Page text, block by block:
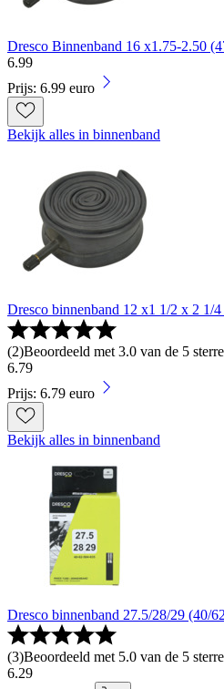
Dresco Binnenband 16 x1.75-2.50
6.99
Prijs: 6.99 euro
Bekijk alles in binnenband
Dresco binnenband 12 x1 1/2 x 2 1/
(2)Beoordeeld met 3.0 van de 5
6.79
Prijs: 6.79 euro
Bekijk alles in binnenband
Dresco binnenband 27.5/28/29 (40/
(3)Beoordeeld met 5.0 van de 5
6.29